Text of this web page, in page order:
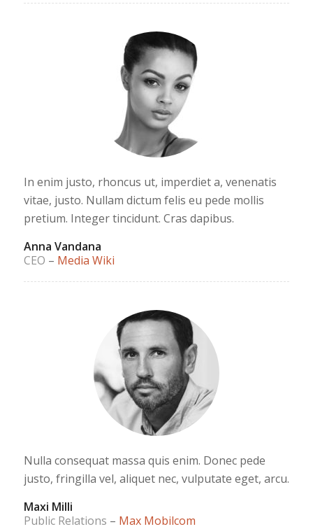
In enim justo, rhoncus ut, imperdiet a, venenatis
vitae, justo. Nullam dictum felis eu pede mollis
pretium. Integer tincidunt. Cras dapibus.
Anna Vandana
CEO – Media Wiki
Nulla consequat massa quis enim. Donec pede
justo, fringilla vel, aliquet nec, vulputate eget, arcu.
Maxi Milli
Public Relations – Max Mobilcom